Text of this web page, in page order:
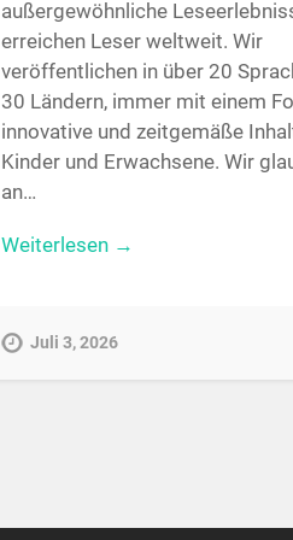
außergewöhnliche
erreichen Leser weltweit. Wir
veröffentlichen in über 20
30 Ländern, immer mit einem
innovative und zeitgemäße
Kinder und Erwachsene. Wir
an…
Weiterlesen →
Juli 3, 2026